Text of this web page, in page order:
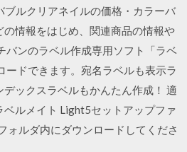
ブルクリアネイルの価格・カラーバ
の情報をはじめ、関連商品の情報や
バンのラベル作成専用ソフト「ラベ
ードできます。宛名ラベルも表示ラ
ックスラベルもかんたん作成！ 適
ルメイト Light5セットアップファ
ォルダ内にダウンロードしてくださ